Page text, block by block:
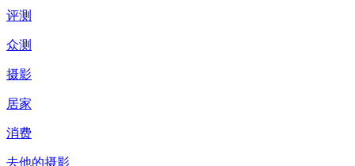
评测
众测
摄影
居家
消费
去他的摄影